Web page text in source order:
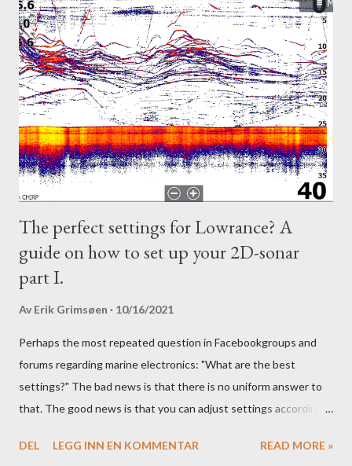
The perfect settings for Lowrance? A
guide on how to set up your 2D-sonar
part I.
Av Erik Grimsøen 10/16/2021
Perhaps the most repeated question in Facebookgroups and
forums regarding marine electronics: "What are the best
settings?" The bad news is that there is no uniform answer to
that. The good news is that you can adjust settings according
you should tweak and why. Here is part 1 of our guide to get the
DEL LEGG INN EN KOMMENTAR READ MORE »